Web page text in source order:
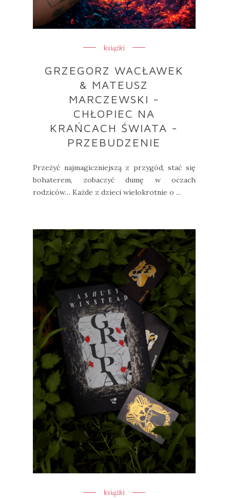
książki
GRZEGORZ WACŁAWEK
& MATEUSZ
MARCZEWSKI -
CHŁOPIEC NA
KRAŃCACH ŚWIATA -
PRZEBUDZENIE
Przeżyć najmagiczniejszą z przygód, stać się
bohaterem, zobaczyć dumę w oczach
rodziców… Każde z dzieci wielokrotnie o ...
książki